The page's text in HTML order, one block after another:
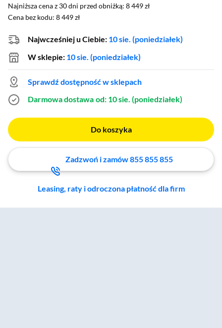
Najniższa cena z 30 dni przed obniżką: 8 449 zł
Najniższa cena z 30 dni przed obniżką: 8 449 zł
Cena bez kodu: 8 449 zł
Cena bez kodu: 8 449 zł
Najwcześniej u Ciebie: 10 sie. (poniedziałek)
W sklepie: 10 sie. (poniedziałek)
Sprawdź dostępność w sklepach
Darmowa dostawa od: 10 sie. (poniedziałek)
Do koszyka
Zadzwoń i zamów 855 855 855
Leasing, raty i odroczona płatność dla firm